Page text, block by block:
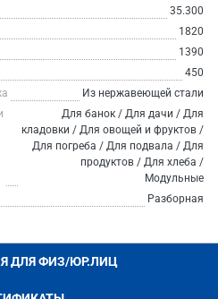
35.300
1820
1390
450
Из нержавеющей стали
Для банок / Для дачи / Для
кладовки / Для овощей и фруктов /
Для погреба / Для подвала / Для
продуктов / Для хлеба /
Модульные
Разборная
ДЛЯ ФИЗ/ЮР.ЛИЦ